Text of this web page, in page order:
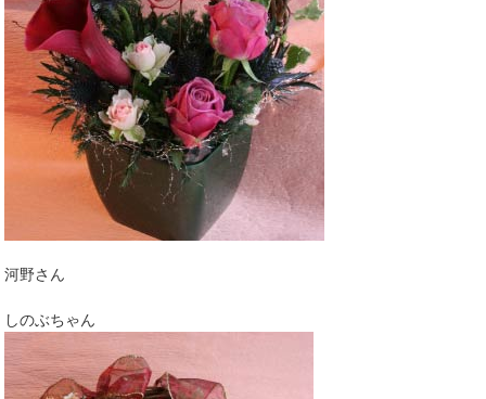
河野さん
しのぶちゃん